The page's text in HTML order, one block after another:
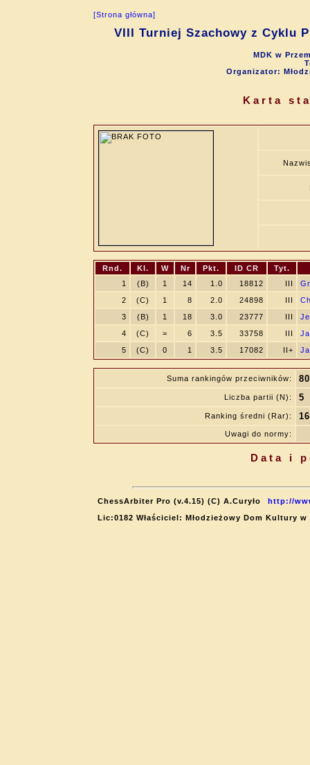
[Strona główna]
VIII Turniej Szachowy z Cyklu
MDK w
Organizator:
Karta
Rnd. Kl. W Nr Pkt. ID CR
Tyt.
1
(B) 1 14 1.0 18812 III
2
(C) 1 8 2.0 24898 III
3
(B) 1 18 3.0 23777 III
4
(C) = 6 3.5 33758 III
5
(C) 0 1 3.5 17082 II+
Suma rankingów przeciwników:
Liczba partii (N): 5
Ranking średni (Rar):
Uwagi do normy:
Data i
ChessArbiter Pro (v.4.15) (C) A.Curyło
http://
Lic:0182 Właściciel: Młodzieżowy Dom Kultury w